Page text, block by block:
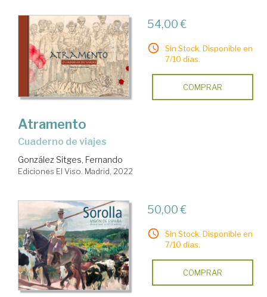
54,00 €
Sin Stock. Disponible en
7/10 días.
COMPRAR
Atramento
Cuaderno de viajes
González Sitges, Fernando
Ediciones El Viso. Madrid, 2022
50,00 €
Sin Stock. Disponible en
7/10 días.
COMPRAR